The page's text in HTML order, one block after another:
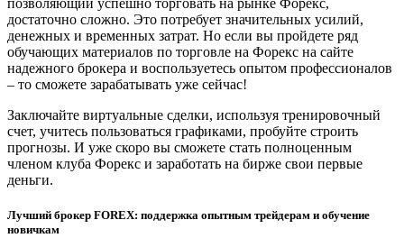
позволяющий успешно торговать на рынке Форекс,
достаточно сложно. Это потребует значительных усилий,
денежных и временных затрат. Но если вы пройдете ряд
обучающих материалов по торговле на Форекс на сайте
надежного брокера и воспользуетесь опытом профессионалов
– то сможете зарабатывать уже сейчас!
Заключайте виртуальные сделки, используя тренировочный
счет, учитесь пользоваться графиками, пробуйте строить
прогнозы. И уже скоро вы сможете стать полноценным
членом клуба Форекс и заработать на бирже свои первые
деньги.
Лучший брокер FOREX: поддержка опытным трейдерам и обучение
новичкам